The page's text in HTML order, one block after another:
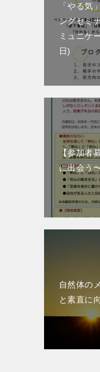
「やる気
ングセミ
ミュニケ
日
【参加者
に出会う
自然体の
と素直に